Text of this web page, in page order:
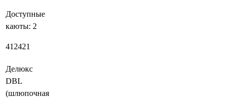
Доступные
каюты: 2
412421
Делюкс
DBL
(шлюпочная